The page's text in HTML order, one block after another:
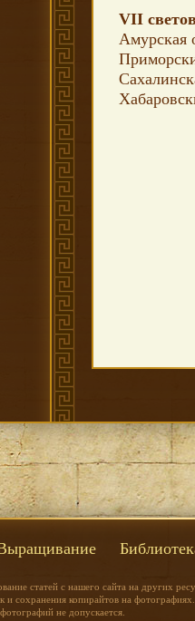
VII
Амурская
статей с нашего сайта на других
и сохранения копирайтов на
не допускается.